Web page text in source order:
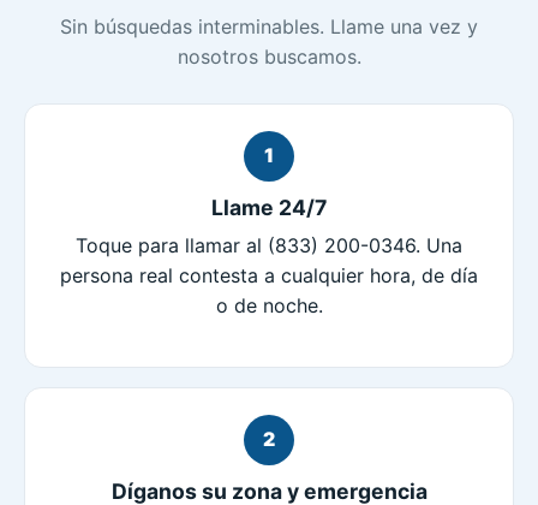
Sin búsquedas interminables. Llame una vez y
nosotros buscamos.
1
Llame 24/7
Toque para llamar al (833) 200-0346. Una
persona real contesta a cualquier hora, de día
o de noche.
2
Díganos su zona y emergencia